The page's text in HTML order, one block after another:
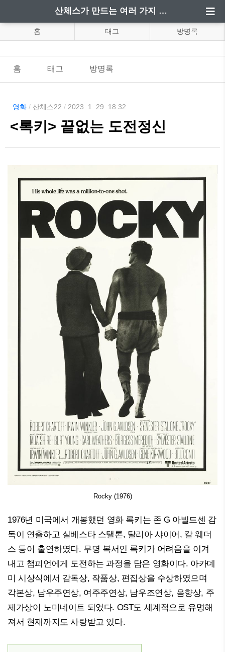
산체스가 만드는 여러 가지 정보
홈 태그 방명록
홈 태그 방명록
영화 / 산체스22 / 2023. 1. 29. 18:32
<록키> 끝없는 도전정신
Rocky (1976)
1976년 미국에서 개봉했던 영화 록키는 존 G 아빌드센 감
독이 연출하고 실베스타 스탤론, 탈리아 샤이어, 칼 웨더
스 등이 출연하였다. 무명 복서인 록키가 어려움을 이겨
내고 챔피언에게 도전하는 과정을 담은 영화이다. 아카데
미 시상식에서 감독상, 작품상, 편집상을 수상하였으며
각본상, 남우주연상, 여주주연상, 남우조연상, 음향상, 주
제가상이 노미네이트 되었다. OST도 세계적으로 유명해
져서 현재까지도 사랑받고 있다.